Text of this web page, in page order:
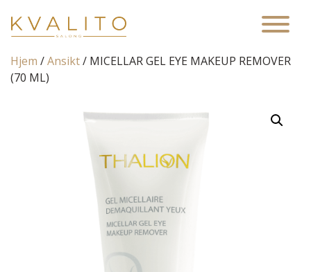
Main Navigation
Hjem /Ansikt/ MICELLAR GEL EYE MAKEUP REMOVER
(70 ML)